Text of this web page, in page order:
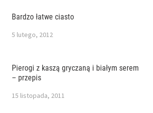
Bardzo łatwe ciasto
5 lutego, 2012
Pierogi z kaszą gryczaną i białym serem
– przepis
15 listopada, 2011